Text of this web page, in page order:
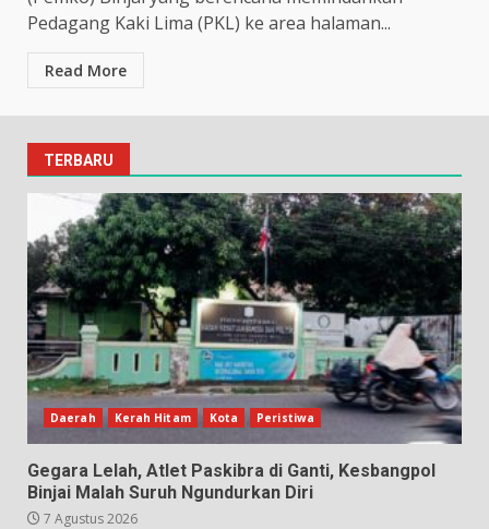
Pedagang Kaki Lima (PKL) ke area halaman...
Read More
TERBARU
Daerah Kerah Hitam Kota Peristiwa
Gegara Lelah, Atlet Paskibra di Ganti, Kesbangpol
Binjai Malah Suruh Ngundurkan Diri
7 Agustus 2026